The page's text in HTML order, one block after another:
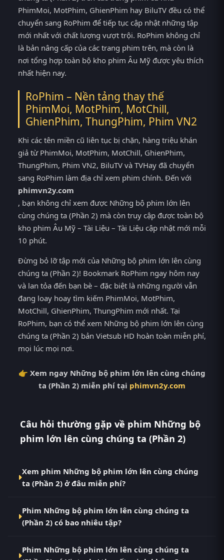
PhimMoi, MotPhim, GhienPhim hay BiluTV đều có thể
chuyển sang RoPhim để tiếp tục cập nhật những tập
mới nhất với chất lượng vượt trội. RoPhim không chỉ
là bản nâng cấp của các trang phim trên, mà còn là
nơi tổng hợp toàn bộ kho phim Âu Mỹ được yêu thích
nhất hiện nay.
RoPhim – Nền tảng thay thế
PhimMoi, MotPhim, MotChill,
GhienPhim, ThungPhim, Phim VN2
Khi các tên miền cũ liên tục bị chặn, hàng triệu khán
giả từ PhimMoi, MotPhim, MotChill, GhienPhim,
ThungPhim, Phim VN2, BiluTV và TVHay đã chuyển
sang RoPhim làm địa chỉ xem phim chính. Đến với
phimvn2y.com
, bạn không chỉ xem được Những bộ phim lớn lên
cùng chúng ta (Phần 2) mà còn truy cập được toàn bộ
kho phim Âu Mỹ – Tài Liệu – Tài Liệu cập nhật mới mỗi
10 phút.
Đừng bỏ lỡ tập mới của Những bộ phim lớn lên cùng
chúng ta (Phần 2)! Bookmark RoPhim ngay hôm nay
và lan tỏa đến bạn bè – đặc biệt là những người vẫn
đang loay hoay tìm kiếm PhimMoi, MotPhim,
MotChill, GhienPhim, ThungPhim mới nhất. Tại
RoPhim, bạn có thể xem Những bộ phim lớn lên cùng
chúng ta (Phần 2) bản Vietsub HD hoàn toàn miễn phí,
mọi lúc mọi nơi.
👉 Xem ngay Những bộ phim lớn lên cùng chúng
ta (Phần 2) miễn phí tại phimvn2y.com
Câu hỏi thường gặp về phim Những bộ
phim lớn lên cùng chúng ta (Phần 2)
Xem phim Những bộ phim lớn lên cùng chúng
ta (Phần 2) ở đâu miễn phí?
chúng ta (Phần 2) Vietsub HD miễn phí tại RoPhim
(phimvn2y.com) — không quảng cáo, cập nhật
MotPhim, MotChill, GhienPhim, ThungPhim, Phim
Phim Những bộ phim lớn lên cùng chúng ta
(Phần 2) có bao nhiêu tập?
2) hiện đã hoàn thành với Hoàn Tất (4/4). Tại RoPhim,
Phim Những bộ phim lớn lên cùng chúng ta